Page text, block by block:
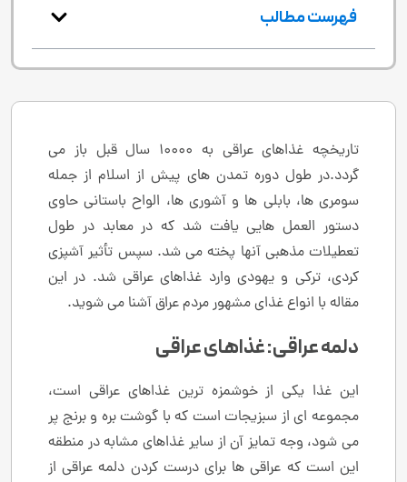
فهرست مطالب
تاریخچه غذاهای عراقی به 10000 سال قبل باز می
گردد.در طول دوره تمدن های پیش از اسلام از جمله
سومری ها، بابلی ها و آشوری ها، الواح باستانی حاوی
دستور العمل هایی یافت شد که در معابد در طول
تعطیلات مذهبی آنها پخته می شد. سپس تأثیر آشپزی
کردی، ترکی و یهودی وارد غذاهای عراقی شد. در این
مقاله با انواع غذای مشهور مردم عراق آشنا می شوید.
دلمه عراقی: غذاهای عراقی
این غذا یکی از خوشمزه ترین غذاهای عراقی است،
مجموعه ای از سبزیجات است که با گوشت بره و برنج پر
می شود، وجه تمایز آن از سایر غذاهای مشابه در منطقه
این است که عراقی ها برای درست کردن دلمه عراقی از